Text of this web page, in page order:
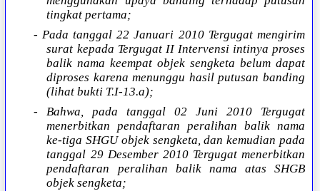
tingkat pertama;
- Pada tanggal 22 Januari 2010 Tergugat mengirim
surat kepada Tergugat II Intervensi intinya proses
balik nama keempat objek sengketa belum dapat
diproses karena menunggu hasil putusan banding
(lihat bukti T.I-13.a);
- Bahwa, pada tanggal 02 Juni 2010 Tergugat
menerbitkan pendaftaran peralihan balik nama
ke-tiga SHGU objek sengketa, dan kemudian pada
tanggal 29 Desember 2010 Tergugat menerbitkan
pendaftaran peralihan balik nama atas SHGB
objek sengketa;